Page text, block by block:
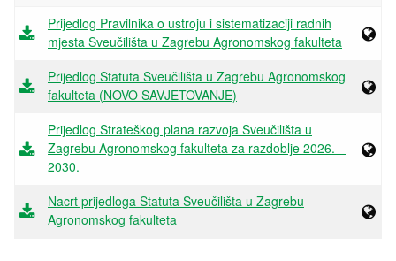
Prijedlog Pravilnika o ustroju i sistematizaciji radnih
mjesta Sveučilišta u Zagrebu Agronomskog fakulteta
Prijedlog Statuta Sveučilišta u Zagrebu Agronomskog
fakulteta (NOVO SAVJETOVANJE)
Prijedlog Strateškog plana razvoja Sveučilišta u
Zagrebu Agronomskog fakulteta za razdoblje 2026. –
2030.
Nacrt prijedloga Statuta Sveučilišta u Zagrebu
Agronomskog fakulteta